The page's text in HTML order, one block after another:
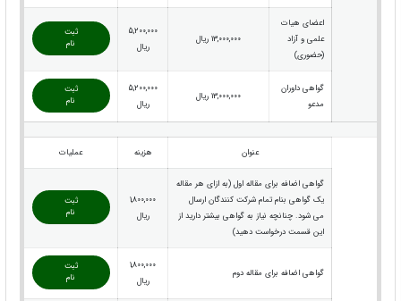
اعضای هیات
علمی و آزاد
(حضوری)
13,000,000 ریال
5,200,000
ریال
ثبت
نام
گواهی داوران
مدعو
13,000,000 ریال
5,200,000
ریال
ثبت
نام
عنوان هزینه عملیات
گواهی اضافه برای مقاله اول (به ازای هر مقاله
یک گواهی بنام تمام شرکت کنندگان ارسال
می شود. چنانچه نیاز به گواهی بیشتر دارید از
این قسمت درخواست دهید)
1,800,000
ریال
ثبت
نام
گواهی اضافه برای مقاله دوم
1,800,000
ریال
ثبت
نام